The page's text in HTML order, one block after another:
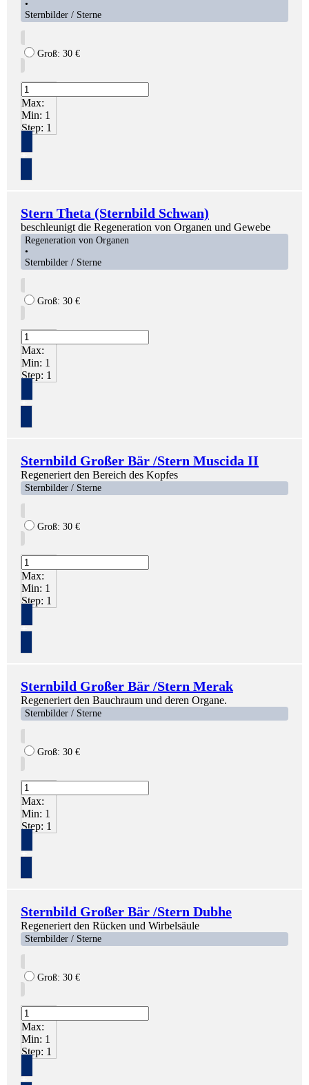
•
Sternbilder / Sterne
Groß: 30 €
Max:
Min: 1
Step: 1
+
Stern Theta (Sternbild Schwan)
beschleunigt die Regeneration von Organen und Gewebe
Regeneration von Organen
•
Sternbilder / Sterne
Groß: 30 €
Max:
Min: 1
Step: 1
+
Sternbild Großer Bär /Stern Muscida II
Regeneriert den Bereich des Kopfes
Sternbilder / Sterne
Groß: 30 €
Max:
Min: 1
Step: 1
+
Sternbild Großer Bär /Stern Merak
Regeneriert den Bauchraum und deren Organe.
Sternbilder / Sterne
Groß: 30 €
Max:
Min: 1
Step: 1
+
Sternbild Großer Bär /Stern Dubhe
Regeneriert den Rücken und Wirbelsäule
Sternbilder / Sterne
Groß: 30 €
Max:
Min: 1
Step: 1
+